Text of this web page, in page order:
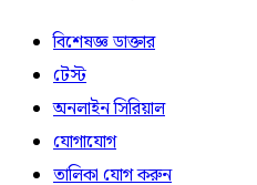
বিশেষজ্ঞ ডাক্তার
টেস্ট
অনলাইন সিরিয়াল
যোগাযোগ
তালিকা যোগ করুন